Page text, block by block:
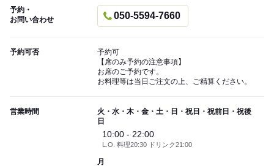
予約・
お問い合わせ
050-5594-7660
予約可否
予約可
【席のみ予約の注意事項】
お席のご予約です。
お料理等は当日ご注文の上、ご精算ください。
営業時間
火・水・木・金・土・日・祝日・祝前日・祝後
日
10:00 - 22:00
L.O. 料理20:30 ドリンク21:00
月